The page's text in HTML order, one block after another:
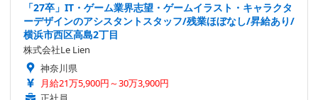
「27卒」IT・ゲーム業界志望・ゲームイラスト・キャラクタ
ーデザインのアシスタントスタッフ/残業ほぼなし/昇給あり/
横浜市西区高島2丁目
株式会社Le Lien
神奈川県
月給21万5,900円～30万3,900円